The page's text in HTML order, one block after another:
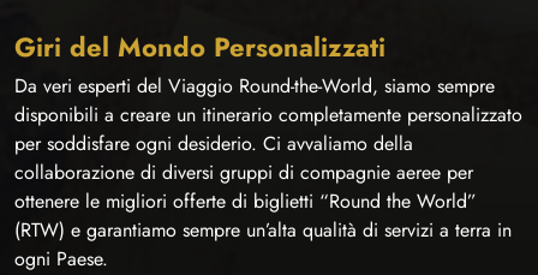
Giri del Mondo Personalizzati
Da veri esperti del Viaggio Round-the-World, siamo sempre
disponibili a creare un itinerario completamente personalizzato
per soddisfare ogni desiderio. Ci avvaliamo della
collaborazione di diversi gruppi di compagnie aeree per
ottenere le migliori offerte di biglietti “Round the World”
(RTW) e garantiamo sempre un’alta qualità di servizi a terra in
ogni Paese.